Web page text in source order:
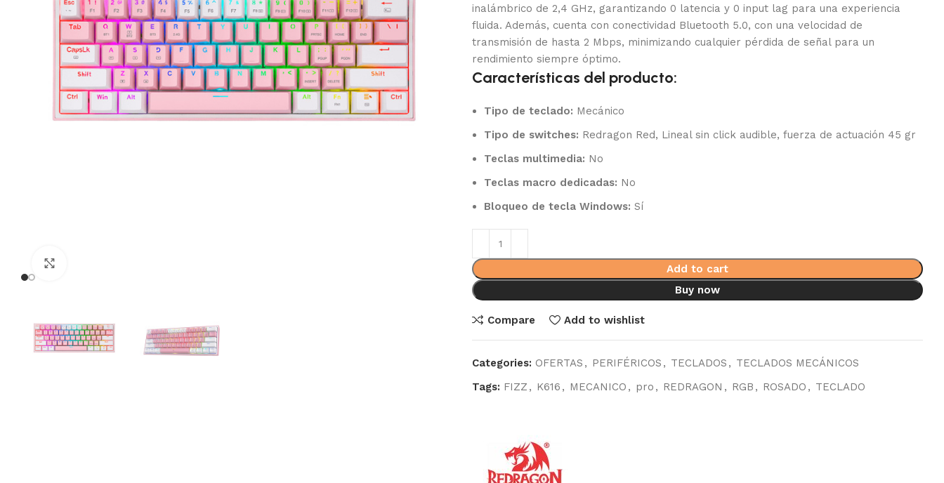
inalámbrico de 2,4 GHz, garantizando 0 latencia y 0 input lag para una experiencia
fluida. Además, cuenta con conectividad Bluetooth 5.0, con una velocidad de
transmisión de hasta 2 Mbps, minimizando cualquier pérdida de señal para un
rendimiento siempre óptimo.
Características del producto:
Tipo de teclado: Mecánico
Tipo de switches: Redragon Red, Lineal sin click audible, fuerza de actuación 45 gr
Teclas multimedia: No
Teclas macro dedicadas: No
Bloqueo de tecla Windows: Sí
Add to cart
Buy now
Compare Add to wishlist
Categories: OFERTAS , PERIFÉRICOS , TECLADOS , TECLADOS MECÁNICOS
Tags: FIZZ , K616 , MECANICO , pro , REDRAGON , RGB , ROSADO , TECLADO